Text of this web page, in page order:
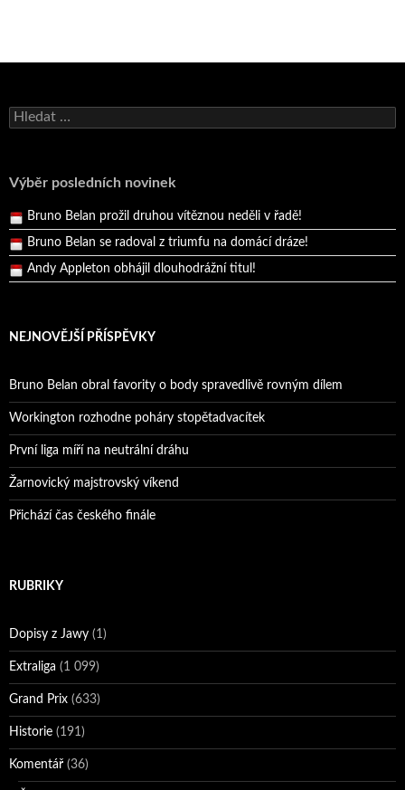
Vyhledávání
Výběr posledních novinek
Andy Appleton obhájil dlouhodrážní titul!
Bruno Belan se radoval z triumfu na domácí dráze!
Andy Appleton obhájil dlouhodrážní titul!
Reprezentační dvojice brala český titul!
NEJNOVĚJŠÍ PŘÍSPĚVKY
Bruno Belan obral favority o body spravedlivě rovným dílem
Workington rozhodne poháry stopětadvacítek
První liga míří na neutrální dráhu
Žarnovický majstrovský víkend
Přichází čas českého finále
RUBRIKY
Dopisy z Jawy (1)
Extraliga (1 099)
Grand Prix (633)
Historie (191)
Komentář (36)